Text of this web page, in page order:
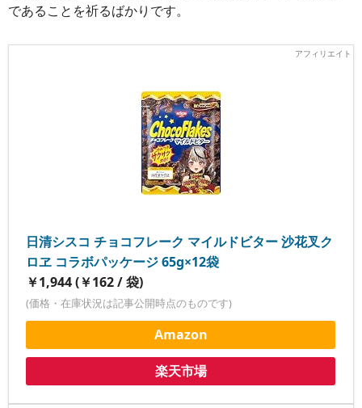
であることを祈るばかりです。
日清シスコ チョコフレーク マイルドビター 沙花叉ク
ロヱ コラボパッケージ 65g×12袋
￥1,944 (￥162 / 袋)
(価格・在庫状況は記事公開時点のものです)
Amazon
楽天市場